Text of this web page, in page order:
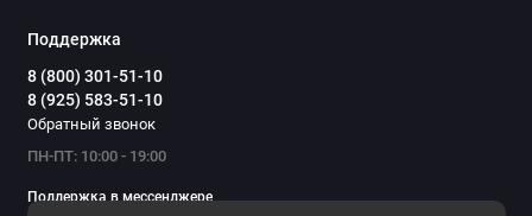
Поддержка
8 (800) 301-51-10
8 (925) 583-51-10
Обратный звонок
ПН-ПТ: 10:00 - 19:00
Поддержка в мессенджере